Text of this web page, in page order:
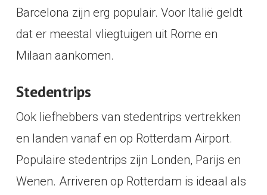
Barcelona zijn erg populair. Voor Italië geldt
dat er meestal vliegtuigen uit Rome en
Milaan aankomen.
Stedentrips
Ook liefhebbers van stedentrips vertrekken
en landen vanaf en op Rotterdam Airport.
Populaire stedentrips zijn Londen, Parijs en
Wenen. Arriveren op Rotterdam is ideaal als